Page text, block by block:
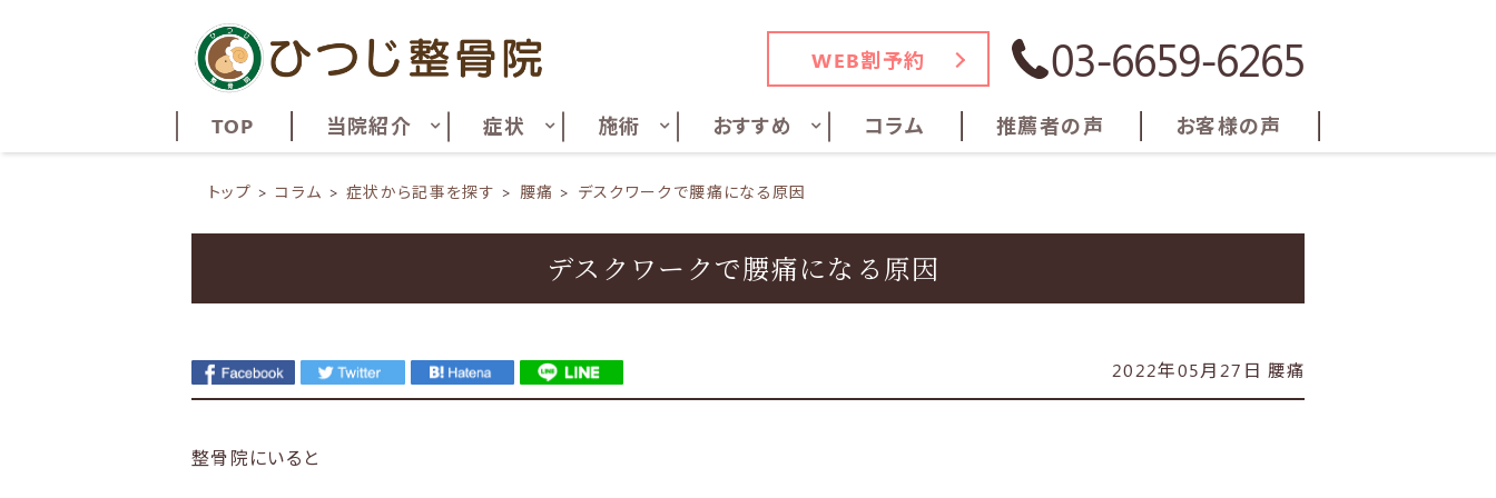
WEB割予約 03-6659-6265
TOP 当院紹介 症状 施術 おすすめ コラム 推薦者の声 お客様の声
トップ コラム 症状から記事を探す 腰痛 デスクワークで腰痛になる原因
デスクワークで腰痛になる原因
2022年05月27日 腰痛
整骨院にいると